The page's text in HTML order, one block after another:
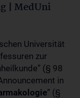
| MedUni
Universität
zur
(§ 98
in
” (§